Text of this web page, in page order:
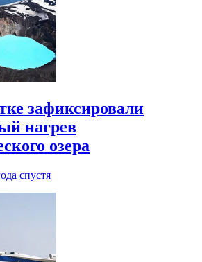
зафиксировали
нагрев
озера
спустя